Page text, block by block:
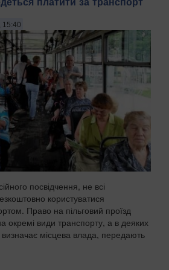
15:40
посвідчення, не всі
користуватися
Право на пільговий проїзд
види транспорту, а в деяких
місцева влада, передають